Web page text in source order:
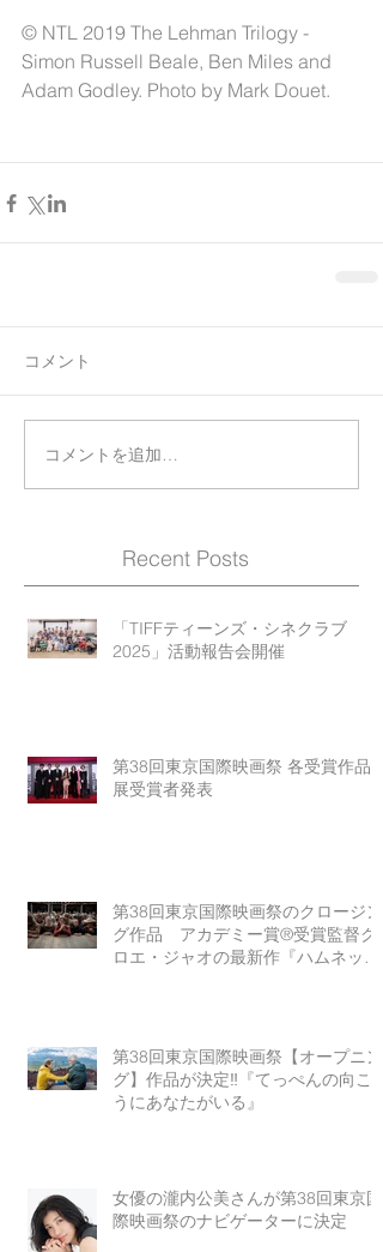
© NTL 2019 The Lehman Trilogy -
Simon Russell Beale, Ben Miles and
Adam Godley. Photo by Mark Douet.
コメント
コメントを追加…
Recent Posts
「TIFFティーンズ・シネクラブ
2025」活動報告会開催
第38回東京国際映画祭 各受賞作品
展受賞者発表
第38回東京国際映画祭のクロージン
グ作品 アカデミー賞®受賞監督ク
ロエ・ジャオの最新作『ハムネッ
第38回東京国際映画祭【オープニン
グ】作品が決定‼『てっぺんの向こ
うにあなたがいる』
女優の瀧内公美さんが第38回東京国
際映画祭のナビゲーターに決定